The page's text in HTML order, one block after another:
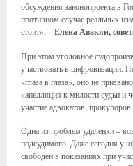
обсуждения законопроекта в
противном случае реальных
стоит», –Елена Авакян,
При этом уголовное
участвовать в цифровизации.
«глаза в глаза», оно не
«апелляция к милости судьи и
участие адвокатов,
Одна из проблем удаленки –
подсудимого. Даже сегодня у
свободен в показаниях при